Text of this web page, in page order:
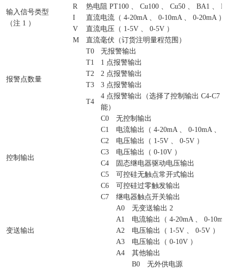
输入信号类型
（注 1 ）
R
热电阻 PT100 、 Cu100 、 Cu50 、 BA1 、
I
直流电流（ 4-20mA 、 0-10mA 、 0-20mA ）
V
直流电压（ 1-5V 、 0-5V ）
M
直流毫伏（订货注明量程范围）
报警点数量
T0
无报警输出
T1
1 点报警输出
T2
2 点报警输出
T3
3 点报警输出
T4
4 点报警输出（选择了控制输出 C4-C7
能）
控制输出
C0
无控制输出
C1
电流输出（ 4-20mA 、 0-10mA 、
C2
电压输出（ 1-5V 、 0-5V ）
C3
电压输出（ 0-10V ）
C4
固态继电器驱动电压输出
C5
可控硅无触点常开式输出
C6
可控硅过零触发输出
C7
继电器触点开关输出
变送输出
A0
无变送输出 2
A1
电流输出（ 4-20mA 、 0-
A2
电压输出（ 1-5V 、 0-5V ）
A3
电压输出（ 0-10V ）
A4
其他输出
B0 无外供电源